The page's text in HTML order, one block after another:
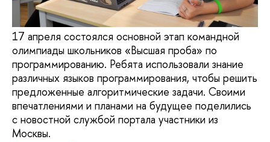
17 апреля состоялся основной этап командной
олимпиады школьников «Высшая проба» по
программированию. Ребята использовали знание
различных языков программирования, чтобы решить
предложенные алгоритмические задачи. Своими
впечатлениями и планами на будущее поделились
с новостной службой портала участники из
Москвы.